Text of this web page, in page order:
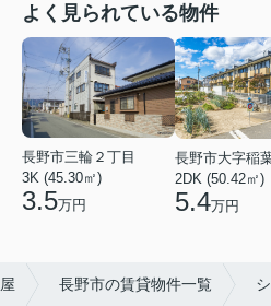
よく見られている物件
長野市三輪２丁目
3K (45.30㎡)
3.5万円
長野市大字稲
2DK (50.42㎡)
5.4万円
長野市の賃貸物件一覧